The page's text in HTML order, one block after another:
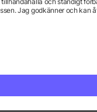
från 114,68 kr